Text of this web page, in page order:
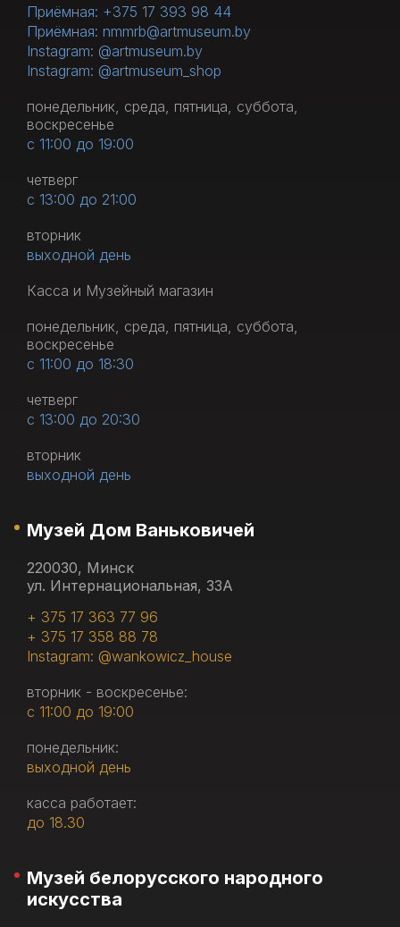
Приёмная: +375 17 393 98 44
Приёмная: nmmrb@artmuseum.by
Instagram: @artmuseum.by
Instagram: @artmuseum_shop
понедельник, среда, пятница, суббота,
воскресенье
с 11:00 до 19:00
четверг
с 13:00 до 21:00
вторник
выходной день
Касса и Музейный магазин
понедельник, среда, пятница, суббота,
воскресенье
с 11:00 до 18:30
четверг
с 13:00 до 20:30
вторник
выходной день
Музей Дом Ваньковичей
220030, Минск
ул. Интернациональная, 33А
+ 375 17 363 77 96
+ 375 17 358 88 78
Instagram: @wankowicz_house
вторник - воскресенье:
с 11:00 до 19:00
понедельник:
выходной день
касса работает:
до 18.30
Музей белорусского народного
искусства